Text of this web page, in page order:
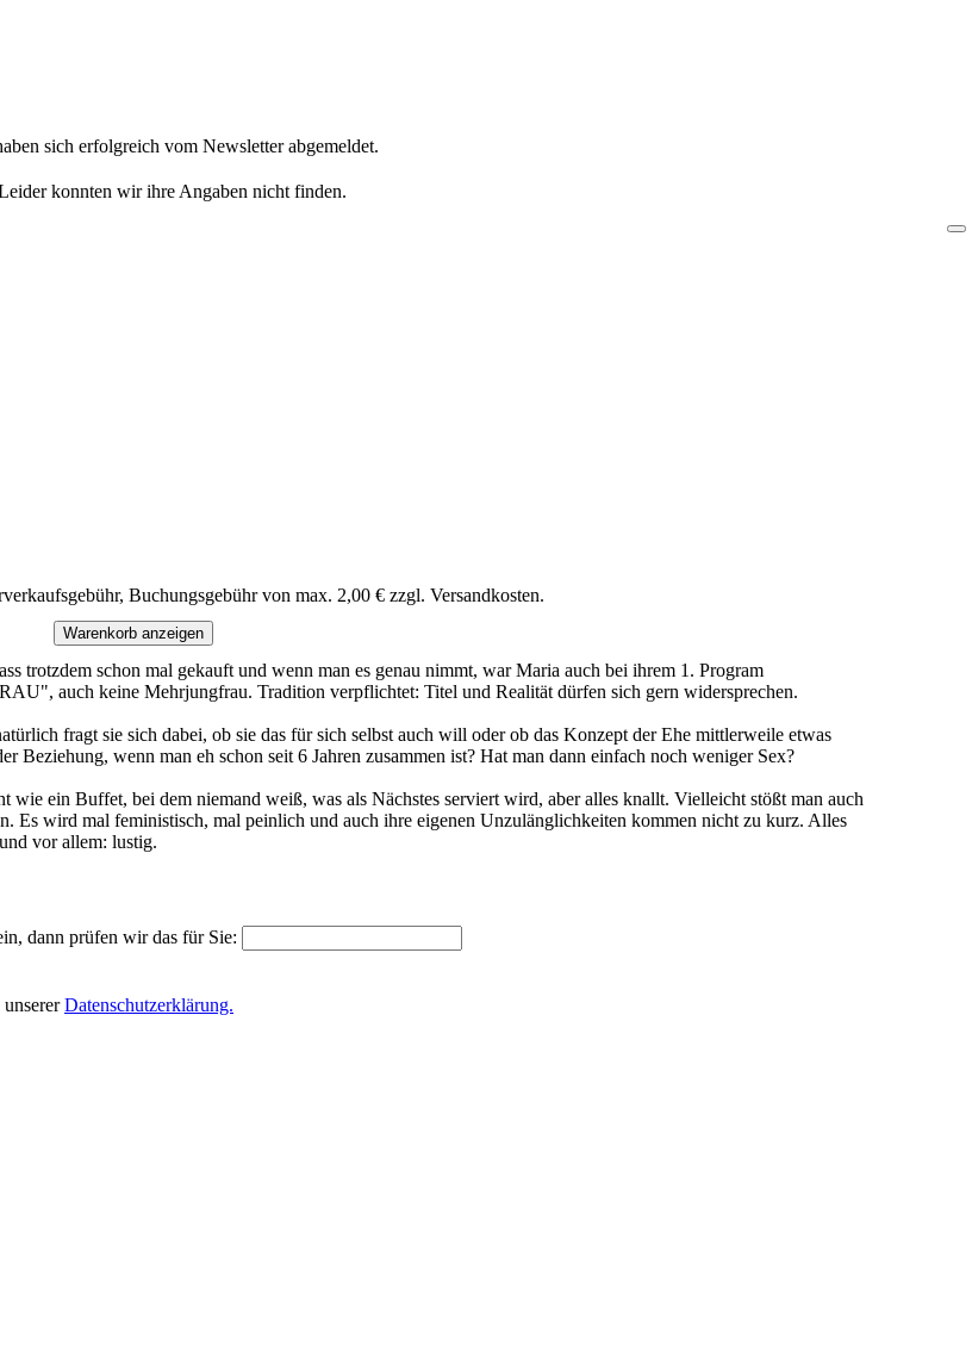
sich erfolgreich vom Newsletter abgemeldet.
konnten wir ihre Angaben nicht finden.
Buchungsgebühr von max. 2,00 € zzgl. Versandkosten.
Warenkorb anzeigen
trotzdem schon mal gekauft und wenn man es genau nimmt, war Maria auch bei ihrem 1. Program
auch keine Mehrjungfrau. Tradition verpflichtet: Titel und Realität dürfen sich gern widersprechen.
fragt sie sich dabei, ob sie das für sich selbst auch will oder ob das Konzept der Ehe mittlerweile etwas
Beziehung, wenn man eh schon seit 6 Jahren zusammen ist? Hat man dann einfach noch weniger Sex?
ein Buffet, bei dem niemand weiß, was als Nächstes serviert wird, aber alles knallt. Vielleicht stößt man auch
Es wird mal feministisch, mal peinlich und auch ihre eigenen Unzulänglichkeiten kommen nicht zu kurz. Alles
vor allem: lustig.
dann prüfen wir das für Sie:
Datenschutzerklärung.